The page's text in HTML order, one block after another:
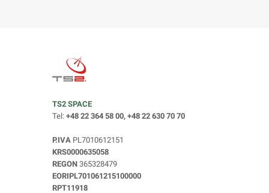
TS2 SPACE
Tel: +48 22 364 58 00, +48 22 630 70 70
P.IVA PL7010612151
KRS0000635058
REGON 365328479
EORIPL701061215100000
RPT11918